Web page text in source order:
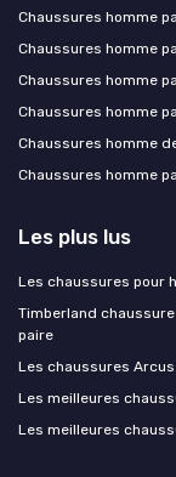
Chaussures homme
Chaussures homme
Chaussures homme
Chaussures homme
Chaussures homme
Chaussures homme
Les plus lus
Les chaussures pour
Timberland
paire
Les chaussures
Les meilleures
Les meilleures